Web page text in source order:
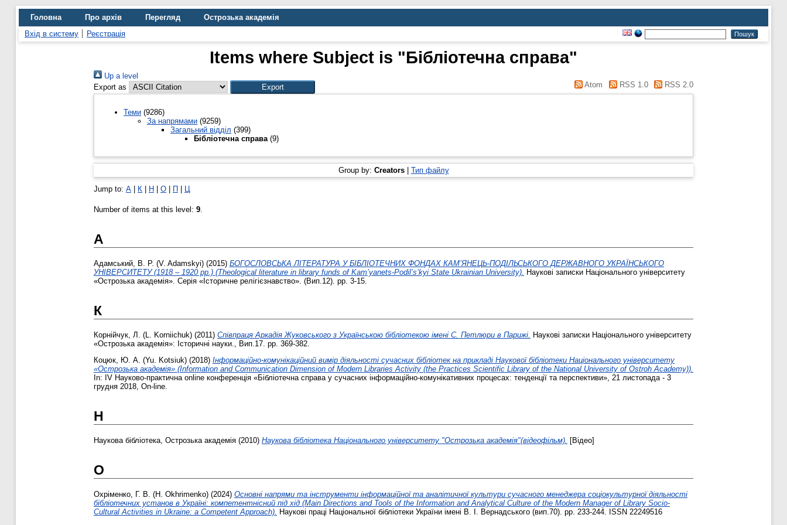
Головна Про архів Перегляд
Острозька академія
Вхід в систему
Реєстрація
Items where Subject is "Бібліотечна справа"
Up a level
Export as
Atom RSS 1.0 RSS 2.0
Теми (9286)
За напрямами (9259)
Загальний відділ (399)
Бібліотечна справа (9)
Group by: Creators| Тип файлу
Jump to: А | К | Н | О | П | Ц
Number of items at this level: 9
А
Адамський, В. Р. (V. Adamskyi) (2015) БОГОСЛОВСЬКА ЛІТЕРАТУРА У БІБЛІОТЕЧНИХ ФОНДАХ КАМ’ЯНЕЦЬ-ПОДІЛЬСЬКОГО ДЕРЖАВНОГО УКРАЇНСЬКОГО
УНІВЕРСИТЕТУ (1918 – 1920 рр.) (Theological literature in library funds of Kam’yanets-Podil’s’kyi State Ukrainian University). Наукові записки Національного університету
«Острозька академія». Серія «Історичне релігієзнавство». (Вип.12). pp. 3-15.
К
Корнійчук, Л. (L. Korniichuk) (2011) Співпраця Аркадія Жуковського з Українською бібліотекою імені С. Петлюри в Парижі.
Наукові записки Національного університету
«Острозька академія»: Історичні науки., Вип.17. pp. 369-382.
Коцюк, Ю. А. (Yu. Kotsiuk) (2018) Інформаційно-комунікаційний вимір діяльності сучасних бібліотек на прикладі Наукової бібліотеки Національного університету
«Острозька академія» (Information and Communication Dimension of Modern Libraries Activity (the Practices Scientific Library of the National University of Ostroh Academy)).
In: IV Науково-практична online конференція «Бібліотечна справа у сучасних інформаційно-комунікативних процесах: тенденції та перспективи», 21 листопада - 3
грудня 2018, On-line.
Н
Наукова бібліотека, Острозька академія (2010) Наукова бібліотека Національного університету "Острозька академія"(відеофільм). [Відео]
О
Охріменко, Г. В. (H. Okhrimenko) (2024) Основні напрями та інструменти інформаційної та аналітичної культури сучасного менеджера соціокультурної діяльності
бібліотечних установ в Україні: компетентнісний під хід (Main Directions and Tools of the Information and Analytical Culture of the Modern Manager of Library Socio-
Cultural Activities in Ukraine: a Competent Approach).
Наукові праці Національної бібліотеки України імені В. І. Вернадського (вип.70). pp. 233-244. ISSN 22249516